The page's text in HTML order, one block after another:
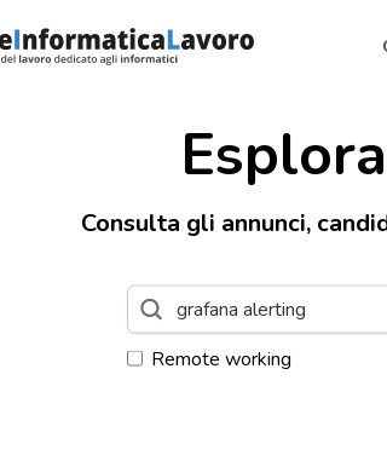
Consulta gli annunci,
Remote working